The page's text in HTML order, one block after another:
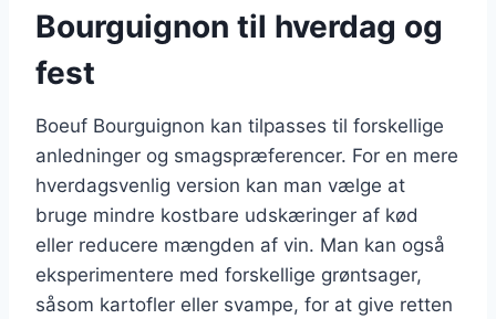
Bourguignon til hverdag og
fest
Boeuf Bourguignon kan tilpasses til forskellige
anledninger og smagspræferencer. For en mere
hverdagsvenlig version kan man vælge at
bruge mindre kostbare udskæringer af kød
eller reducere mængden af vin. Man kan også
eksperimentere med forskellige grøntsager,
såsom kartofler eller svampe, for at give retten